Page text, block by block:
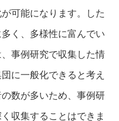
可能になります。した
く、多様性に富んでい
事例研究で収集した情
に一般化できると考え
数が多いため、事例研
収集することはできま